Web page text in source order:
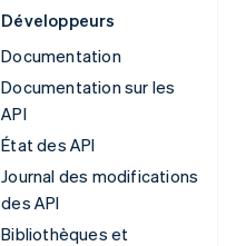
Développeurs
Documentation
Documentation sur les
API
État des API
Journal des modifications
des API
Bibliothèques et